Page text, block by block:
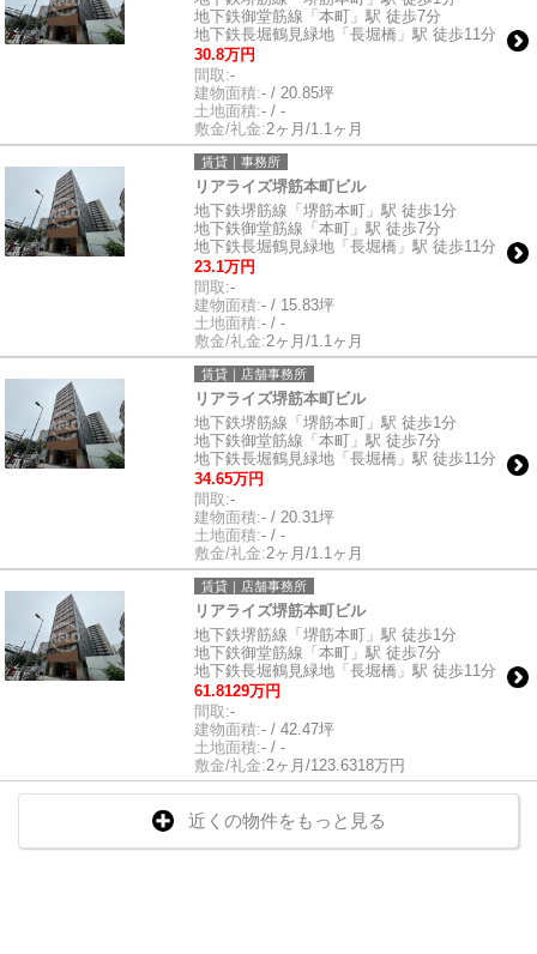
地下鉄御堂筋線「本町」駅 徒歩7分
地下鉄長堀鶴見緑地「長堀橋」駅 徒歩11分
30.8万円
間取:-
建物面積:- / 20.85坪
土地面積:- / -
敷金/礼金:2ヶ月/1.1ヶ月
賃貸｜事務所
リアライズ堺筋本町ビル
地下鉄堺筋線「堺筋本町」駅 徒歩1分
地下鉄御堂筋線「本町」駅 徒歩7分
地下鉄長堀鶴見緑地「長堀橋」駅 徒歩11分
23.1万円
間取:-
建物面積:- / 15.83坪
土地面積:- / -
敷金/礼金:2ヶ月/1.1ヶ月
賃貸｜店舗事務所
リアライズ堺筋本町ビル
地下鉄堺筋線「堺筋本町」駅 徒歩1分
地下鉄御堂筋線「本町」駅 徒歩7分
地下鉄長堀鶴見緑地「長堀橋」駅 徒歩11分
34.65万円
間取:-
建物面積:- / 20.31坪
土地面積:- / -
敷金/礼金:2ヶ月/1.1ヶ月
賃貸｜店舗事務所
リアライズ堺筋本町ビル
地下鉄堺筋線「堺筋本町」駅 徒歩1分
地下鉄御堂筋線「本町」駅 徒歩7分
地下鉄長堀鶴見緑地「長堀橋」駅 徒歩11分
61.8129万円
間取:-
建物面積:- / 42.47坪
土地面積:- / -
敷金/礼金:2ヶ月/123.6318万円
近くの物件をもっと見る